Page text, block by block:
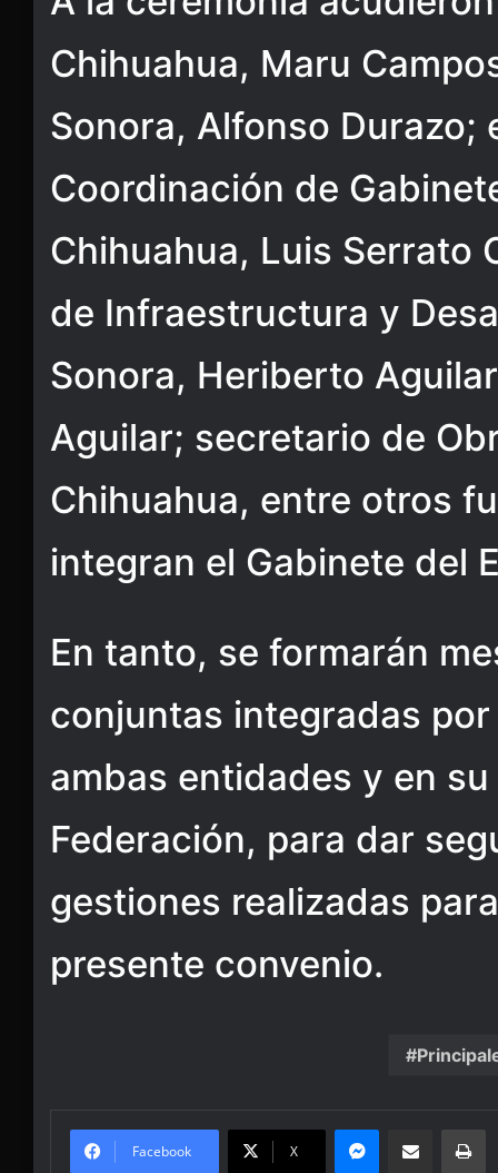
Chihuahua, Maru
Sonora, Alfonso Durazo;
Coordinación de
Chihuahua, Luis Serrato
de Infraestructura y
Sonora, Heriberto
Aguilar; secretario de
Chihuahua, entre otros
integran el Gabinete del
En tanto, se formarán
conjuntas integradas
ambas entidades y en
Federación, para dar
gestiones realizadas
presente convenio.
Facebook X
Messenger
Share via Email